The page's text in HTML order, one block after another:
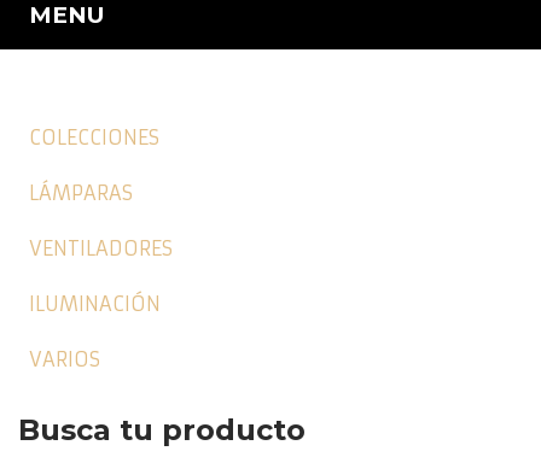
MENU
COLECCIONES
LÁMPARAS
VENTILADORES
ILUMINACIÓN
VARIOS
Busca tu producto